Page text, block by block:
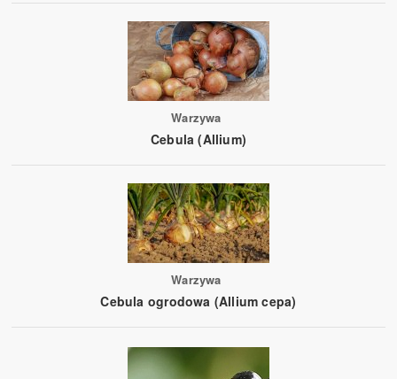
Warzywa
Cebula (Allium)
Warzywa
Cebula ogrodowa (Allium cepa)